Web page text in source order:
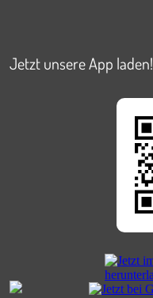
Jetzt unsere App laden!